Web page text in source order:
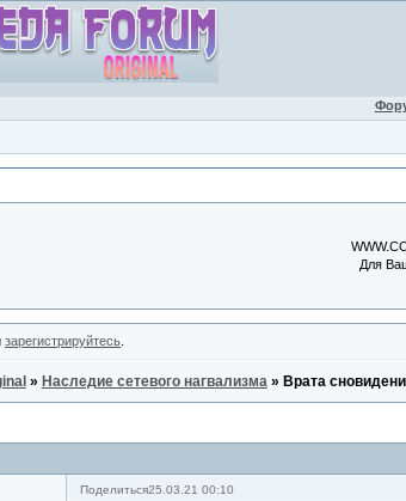
Для
зарегистрируйтесь
» Наследие сетевого нагвализма » Врата
Поделиться25.03.21 00:10